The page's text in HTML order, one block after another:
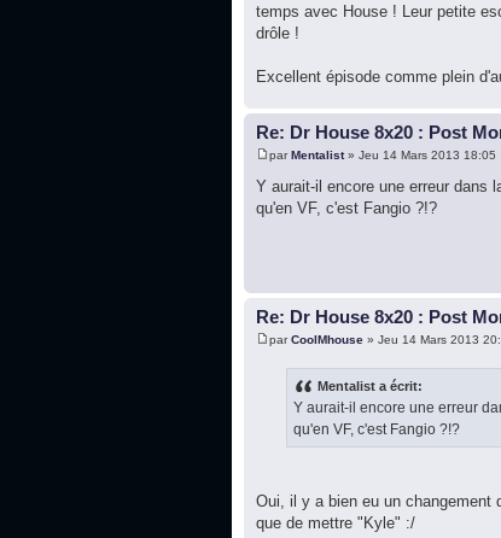
temps avec House ! Leur petite
drôle !
Excellent épisode comme plein
Re: Dr House 8x20 : Post
parMentalist» Jeu 14 Mars 2013 18:05
Y aurait-il encore une erreur dans
qu'en VF, c'est Fangio ?!?
Re: Dr House 8x20 : Post
parCoolMhouse » Jeu 14 Mars 2013
Mentalist a écrit:
Y aurait-il encore une erreur
qu'en VF, c'est Fangio ?!?
Oui, il y a bien eu un changement
que de mettre "Kyle" :/